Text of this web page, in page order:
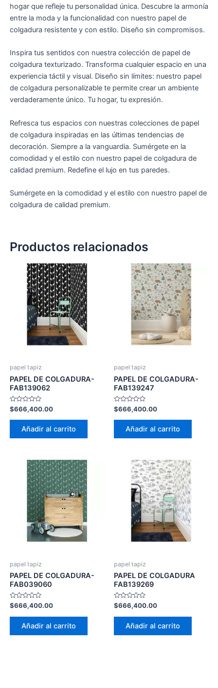
hogar que refleje tu personalidad única. Descubre la armonía
entre la moda y la funcionalidad con nuestro papel de
colgadura resistente y con estilo. Diseño sin compromisos.
Inspira tus sentidos con nuestra colección de papel de
colgadura texturizado. Transforma cualquier espacio en una
experiencia táctil y visual. Diseño sin límites: nuestro papel
de colgadura personalizable te permite crear un ambiente
verdaderamente único. Tu hogar, tu expresión.
Refresca tus espacios con nuestras colecciones de papel
de colgadura inspiradas en las últimas tendencias de
decoración. Siempre a la vanguardia. Sumérgete en la
comodidad y el estilo con nuestro papel de colgadura de
calidad premium. Redefine el lujo en tus paredes.
Sumérgete en la comodidad y el estilo con nuestro papel de
colgadura de calidad premium.
Productos relacionados
papel tapiz
PAPEL DE COLGADURA-
FAB139062
Valorado
con
0
$666,400.00
Añadir al carrito
papel tapiz
PAPEL DE COLGADURA-
FAB139247
Valorado
con
0
$666,400.00
Añadir al carrito
papel tapiz
PAPEL DE COLGADURA-
FAB039060
Valorado
con
0
$666,400.00
Añadir al carrito
papel tapiz
PAPEL DE COLGADURA
FAB139269
Valorado
con
0
$666,400.00
Añadir al carrito